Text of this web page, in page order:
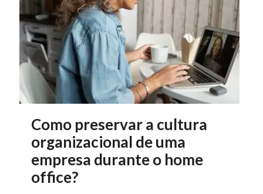
Como preservar a cultura
organizacional de uma
empresa durante o home
office?